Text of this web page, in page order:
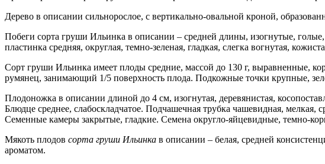
Дерево в описании сильнорослое, с вертикально-овальной кроной,
Побеги сорта груши Ильинка в описании – средней длины, изогнутые,
пластинка средняя, округлая, темно-зеленая, гладкая, слегка вогнутая,
Сорт груши Ильинка имеет плоды средние, массой до 130 г, выравненные,
румянец, занимающий 1/5 поверхность плода. Подкожные точки крупные,
Плодоножка в описании длиной до 4 см, изогнутая, деревянистая,
Блюдце среднее, слабоскладчатое. Подчашечная трубка чашевидная,
Семенные камеры закрытые, гладкие. Семена округло-яйцевидные, темно-
Мякоть плодов сорта груши Ильинка в описании – белая, средней
ароматом.